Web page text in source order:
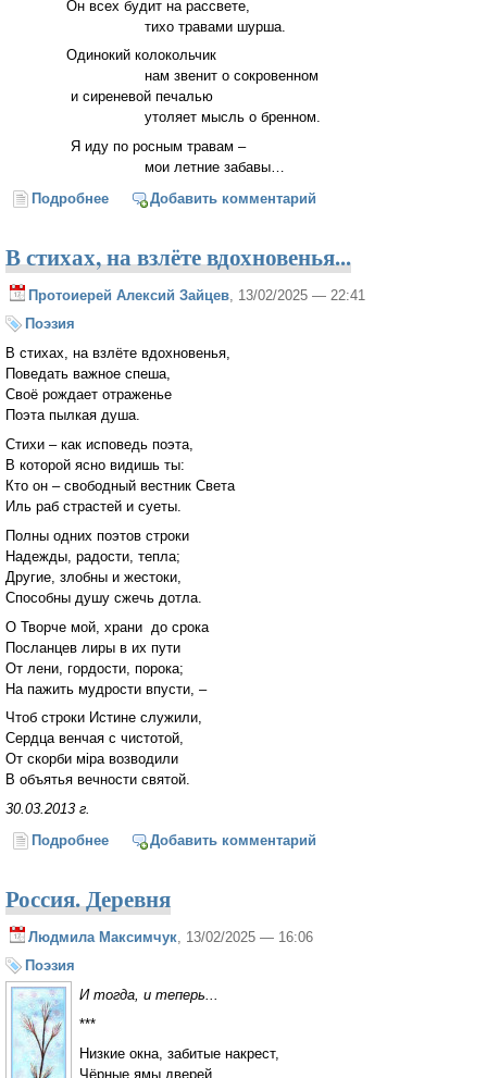
Он всех будит на рассвете,
тихо травами шурша.
Одинокий колокольчик
нам звенит о сокровенном
и сиреневой печалью
утоляет мысль о бренном.
Я иду по росным травам –
мои летние забавы…
Подробнее о Скучая о лете
Добавить комментарий
В стихах, на взлёте вдохновенья...
Протоиерей Алексий Зайцев , 13/02/2025 — 22:41
Поэзия
В стихах, на взлёте вдохновенья,
Поведать важное спеша,
Своё рождает отраженье
Поэта пылкая душа.
Стихи – как исповедь поэта,
В которой ясно видишь ты:
Кто он – свободный вестник Света
Иль раб страстей и суеты.
Полны одних поэтов строки
Надежды, радости, тепла;
Другие, злобны и жестоки,
Способны душу сжечь дотла.
О Творче мой, храни до срока
Посланцев лиры в их пути
От лени, гордости, порока;
На пажить мудрости впусти, –
Чтоб строки Истине служили,
Сердца венчая с чистотой,
От скорби мiра возводили
В объятья вечности святой.
30.03.2013 г.
Подробнее о В стихах, на взлёте вдохновенья...
Добавить комментарий
Россия. Деревня
Людмила Максимчук , 13/02/2025 — 16:06
Поэзия
И тогда, и теперь...
***
Низкие окна, забитые накрест,
Чёрные ямы дверей,